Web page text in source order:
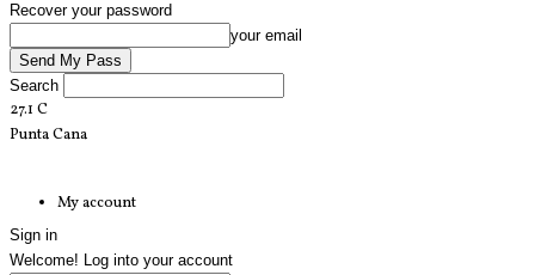
Recover your password
your email
Search
27.1 C
Punta Cana
My account
Sign in
Welcome! Log into your account